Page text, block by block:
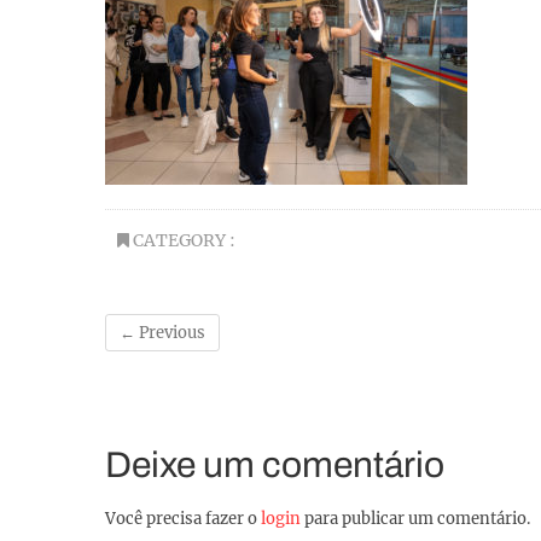
CATEGORY :
← Previous
Deixe um comentário
Você precisa fazer ologinpara publicar um comentário.